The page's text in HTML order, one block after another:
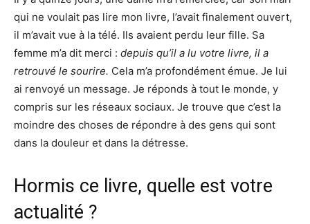
qui ne voulait pas lire mon livre, l’avait finalement ouvert,
il m’avait vue à la télé. Ils avaient perdu leur fille. Sa
femme m’a dit merci : depuis qu’il a lu votre livre, il a
retrouvé le sourire. Cela m’a profondément émue. Je lui
ai renvoyé un message. Je réponds à tout le monde, y
compris sur les réseaux sociaux. Je trouve que c’est la
moindre des choses de répondre à des gens qui sont
dans la douleur et dans la détresse.
Hormis ce livre, quelle est votre
actualité ?